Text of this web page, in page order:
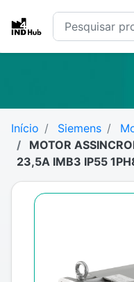
Início Siemens
MOTOR
23,5A IMB3 IP55